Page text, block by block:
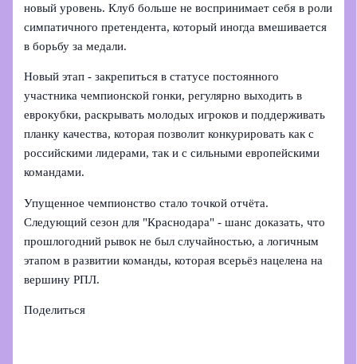
новый уровень. Клуб больше не воспринимает себя в роли
симпатичного претендента, который иногда вмешивается
в борьбу за медали.
Новый этап - закрепиться в статусе постоянного
участника чемпионской гонки, регулярно выходить в
еврокубки, раскрывать молодых игроков и поддерживать
планку качества, которая позволит конкурировать как с
российскими лидерами, так и с сильными европейскими
командами.
Упущенное чемпионство стало точкой отчёта.
Следующий сезон для "Краснодара" - шанс доказать, что
прошлогодний рывок не был случайностью, а логичным
этапом в развитии команды, которая всерьёз нацелена на
вершину РПЛ.
Поделиться